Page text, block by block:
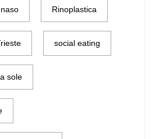
Rinoplastica
social eating
sole